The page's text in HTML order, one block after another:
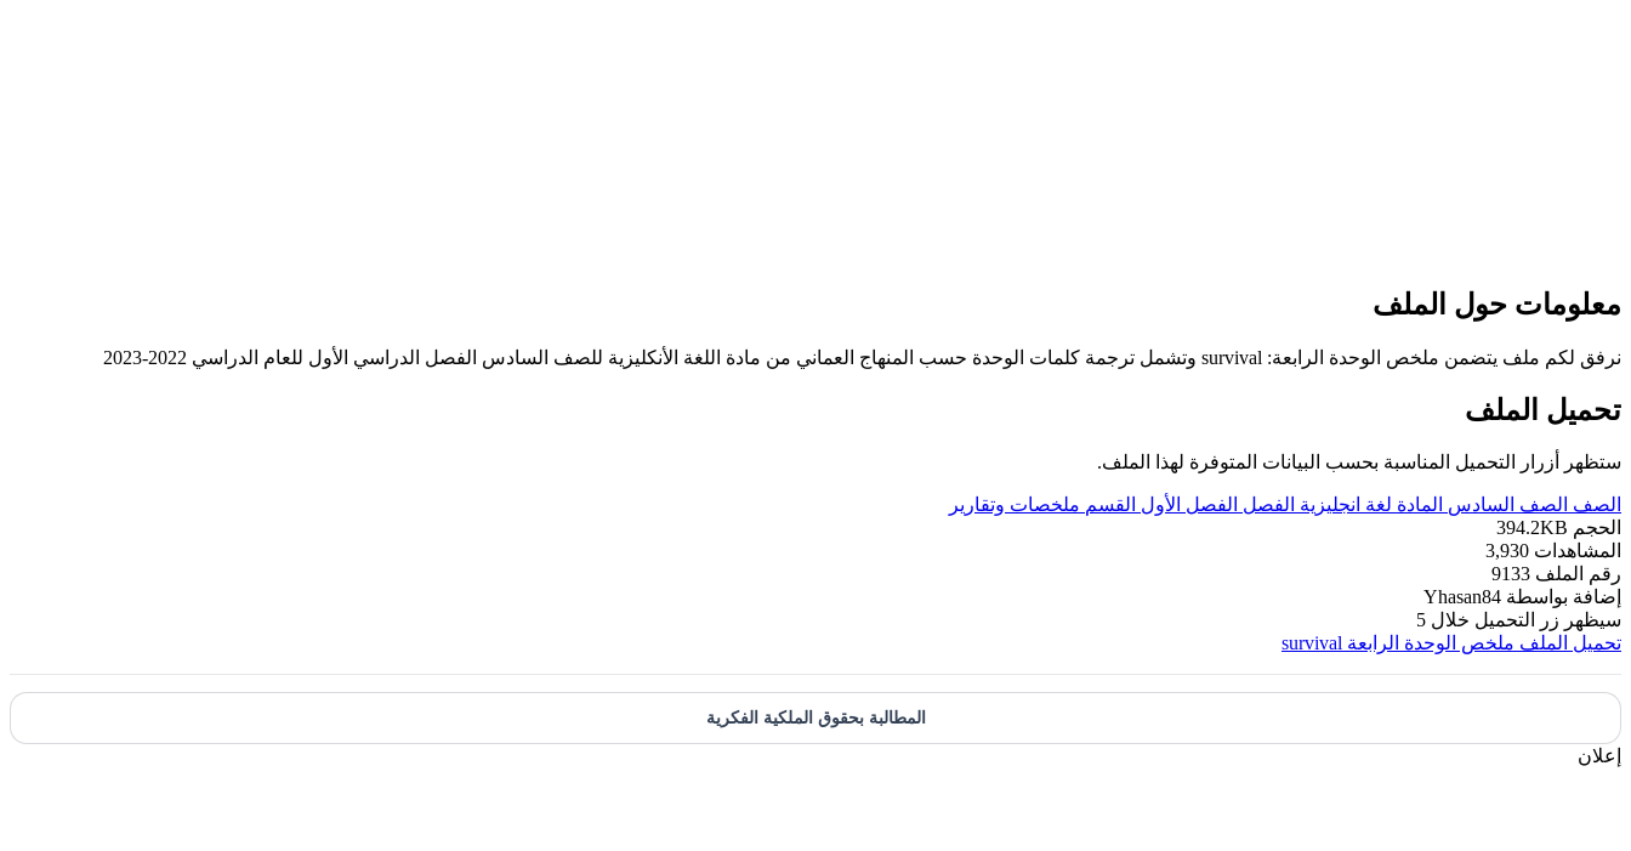
معلومات حول الملف
نرفق لكم ملف يتضمن ملخص الوحدة الرابعة: survival وتشمل ترجمة كلمات الوحدة حسب المنهاج العماني من مادة اللغة الأنكليزية للصف السادس الفصل الدراسي الأول للعام الدراسي 2022-2023
تحميل الملف
ستظهر أزرار التحميل المناسبة بحسب البيانات المتوفرة لهذا الملف.
الصف الصف السادس المادة لغة انجليزية الفصل الفصل الأول القسم ملخصات وتقارير
الحجم 394.2KB
المشاهدات 3,930
رقم الملف 9133
إضافة بواسطة Yhasan84
سيظهر زر التحميل خلال 5
تحميل الملف ملخص الوحدة الرابعة survival
المطالبة بحقوق الملكية الفكرية
إعلان